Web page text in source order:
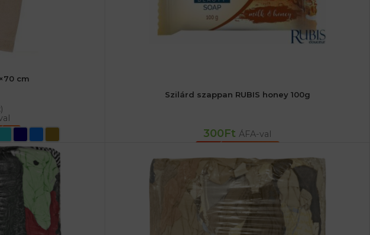
cm
Szilárd szappan RUBIS honey 100g
300Ft ÁFA-val